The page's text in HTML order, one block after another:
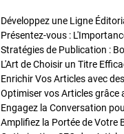
Développez une Ligne
Présentez-vous :
L'Art de Choisir un Titre
Optimiser vos Articles grâce
Engagez la Conversation
Amplifiez la Portée de Votre